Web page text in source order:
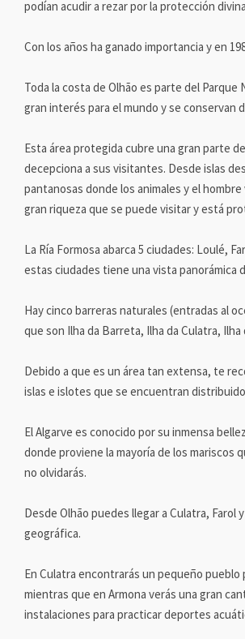
podían acudir a rezar por la protección
Con los años ha ganado importancia y en
Toda la costa de Olhão es parte del Parque
gran interés para el mundo y se conservan
Esta área protegida cubre una gran parte
decepciona a sus visitantes. Desde islas
pantanosas donde los animales y el
gran riqueza que se puede visitar y está
La Ría Formosa abarca 5 ciudades: Loulé,
estas ciudades tiene una vista panorámica
Hay cinco barreras naturales (entradas al
que son Ilha da Barreta, Ilha da Culatra, Ilha
Debido a que es un área tan extensa, te
islas e islotes que se encuentran
El Algarve es conocido por su inmensa
donde proviene la mayoría de los mariscos
no olvidarás.
Desde Olhão puedes llegar a Culatra, Farol
geográfica.
En Culatra encontrarás un pequeño
mientras que en Armona verás una gran
instalaciones para practicar deportes